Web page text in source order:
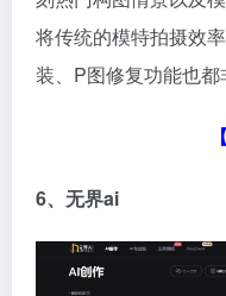
将传统的模特拍摄效
装、P图修复功能也都
【
6、无界ai